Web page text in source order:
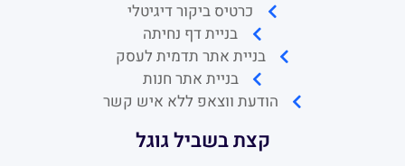
קצת בשביל גוגל
פרסום עסקים בבנימינה
פרסום עסקים בנתניה
פרסום עסקים בזכרון יעקב